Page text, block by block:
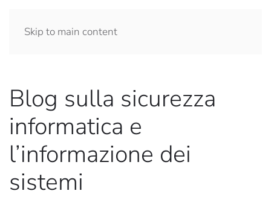
Skip to main content
Blog sulla sicurezza
informatica e
l’informazione dei
sistemi